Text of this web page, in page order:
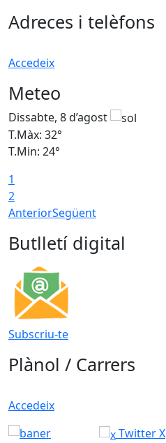
Adreces i telèfons
Accedeix
Meteo
Dissabte, 8 d’agost
T.Màx: 32°
T.Min: 24°
1
2
AnteriorSegüent
Butlletí digital
Subscriu-te
Plànol / Carrers
Accedeix
Twitter X